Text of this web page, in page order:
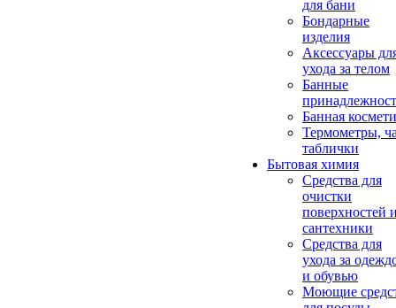
для бани
Бондарные
изделия
Аксеcсуары
ухода за телом
Банные
Банная
Термометры,
таблички
Бытовая химия
Средства для
очистки
поверхностей
сантехники
Средства для
ухода за
и обувью
Моющие